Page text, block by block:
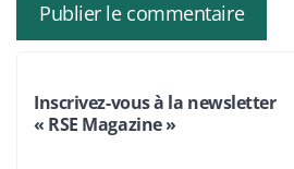
Inscrivez-vous à la newsletter
« RSE Magazine »